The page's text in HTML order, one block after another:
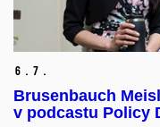
6. 7.
Brusenbauch
v podcastu Policy